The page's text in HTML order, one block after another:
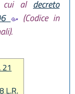
cui al decreto
(Codice in
21
L.R.